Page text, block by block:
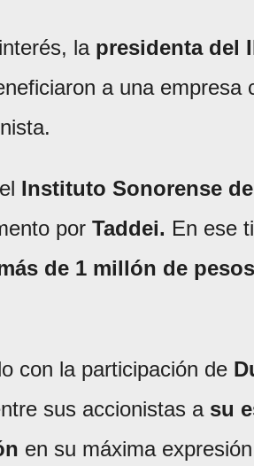
la presidenta del
a una empresa
Instituto Sonorense
por Taddei. En ese
de 1 millón de pesos
con la participación de
sus accionistas a su
en su máxima